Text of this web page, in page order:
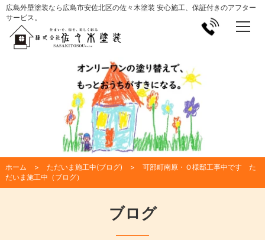
広島外壁塗装なら広島市安佐北区の佐々木塗装 安心施工、保証付きのアフター
サービス。
ホーム ただいま施工中(ブログ)
可部町南原・Ｏ様邸工事中です た
だいま施工中（ブログ）
ブログ